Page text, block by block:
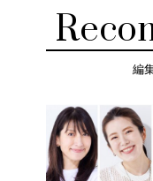
編